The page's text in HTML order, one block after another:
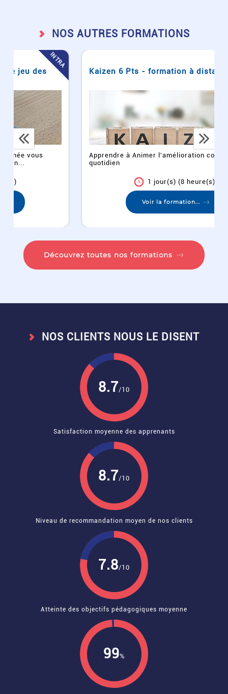
NOS AUTRES FORMATIONS
Kaizen 6 Pts - formation à distance
Apprendre à Animer l'amélioration continue au
1 jour(s) (8 heure(s))
Voir la formation...
Découvrez toutes nos formations
NOS CLIENTS NOUS LE DISENT
8.7/10
Satisfaction moyenne des apprenants
8.7/10
Niveau de recommandation moyen de nos clients
7.8/10
Atteinte des objectifs pédagogiques moyenne
99%